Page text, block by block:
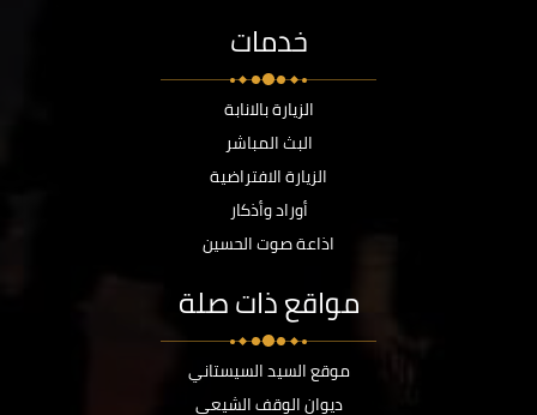
خدمات
الزيارة بالانابة
البث المباشر
الزيارة الافتراضية
أوراد وأذكار
اذاعة صوت الحسين
مواقع ذات صلة
موقع السيد السيستاني
ديوان الوقف الشيعي